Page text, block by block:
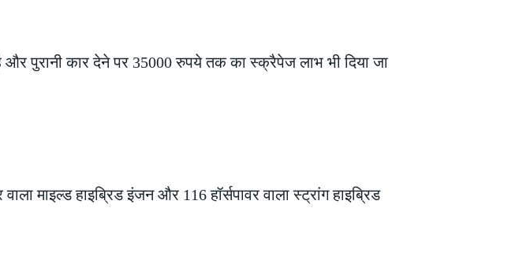
पुरानी कार देने पर 35000 रुपये तक का स्क्रैपेज लाभ भी दिया जा
माइल्ड हाइब्रिड इंजन और 116 हॉर्सपावर वाला स्ट्रांग हाइब्रिड